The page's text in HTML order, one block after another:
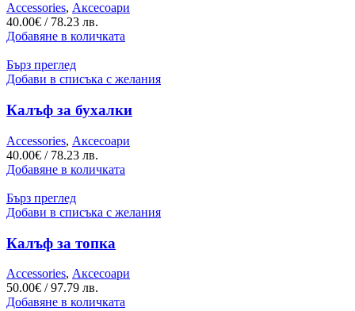
Accessories, Аксесоари
40.00€ / 78.23 лв.
Добавяне в количката
Бърз преглед
Добави в списъка с желания
Калъф за бухалки
Accessories, Аксесоари
40.00€ / 78.23 лв.
Добавяне в количката
Бърз преглед
Добави в списъка с желания
Калъф за топка
Accessories, Аксесоари
50.00€ / 97.79 лв.
Добавяне в количката